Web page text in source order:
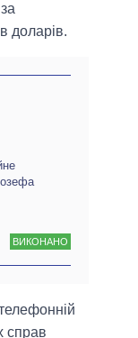
доларів.
ВИКОНАНО
справ